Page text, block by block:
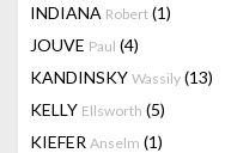
INDIANA Robert (1)
JOUVE Paul (4)
KANDINSKY Wassily (13)
KELLY Ellsworth (5)
KIEFER Anselm (1)